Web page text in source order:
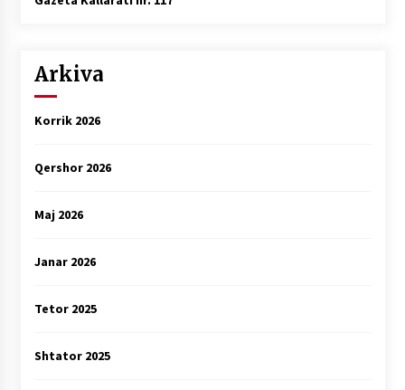
Arkiva
Korrik 2026
Qershor 2026
Maj 2026
Janar 2026
Tetor 2025
Shtator 2025